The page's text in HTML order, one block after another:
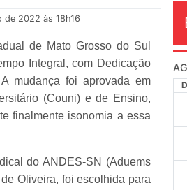
de 2022 às 18h16
de Mato Grosso do Sul
Integral, com Dedicação
mudança foi aprovada em
(Couni) e de Ensino,
finalmente isonomia a essa
do ANDES-SN (Aduems
Oliveira, foi escolhida para